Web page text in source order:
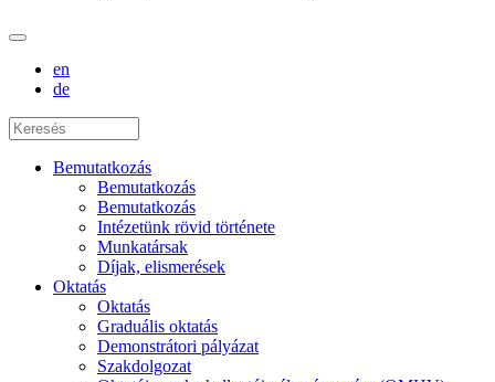
en
de
Bemutatkozás
Bemutatkozás
Bemutatkozás
Intézetünk rövid története
Munkatársak
Díjak, elismerések
Oktatás
Oktatás
Graduális oktatás
Demonstrátori pályázat
Szakdolgozat